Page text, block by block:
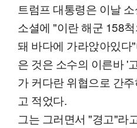
트럼프 대통령은 이날
소셜에 "이란 해군 158
돼 바다에 가라앉아있
은 것은 소수의 이른바 '
가 커다란 위협으로 간
고 적었다.
그는 그러면서 "경고"라